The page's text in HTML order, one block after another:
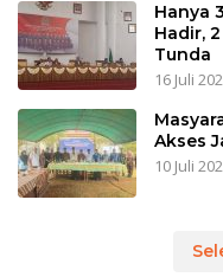
Hanya
Hadir,
Tunda
16 Juli
Akses
10 Juli